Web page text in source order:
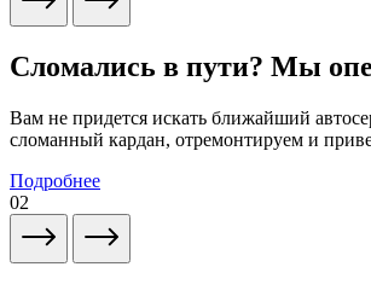
Сломались в пути? Мы
Вам не придется искать ближайший
сломанный кардан, отремонтируем и
Подробнее
02